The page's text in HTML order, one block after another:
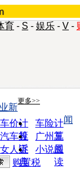
育 - S - 娱乐 - V -
更多>>
车价计
算
车险计
算
汽车投
诉
广州车
展
女人宝
典
小说阅
读
新
闻
购置税